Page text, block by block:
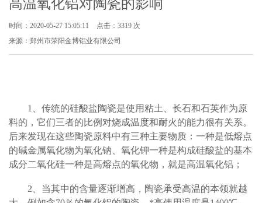
高温氧化铝对陶瓷的影响
时间：2020-05-27 15:05:11
点击：3319 次
来源：郑州市荥阳金博铝业有限公司
1
、传统的硅酸盐陶瓷是使用粘土、长石和石英作为原
料的，它们三者的比例对烧成温度和耐火的能力很有关系。
后来发现在这些陶瓷原料中有三种主要物质：一种是低熔点
的碱金属氧化物为氧化钠、氧化钾一种是构成硅酸盐的基本
成分二氧化硅一种是高熔点的氧化物，就是高温氧化铝；
2 、当其中的含量逐渐增高，陶瓷承受高温的本领就越